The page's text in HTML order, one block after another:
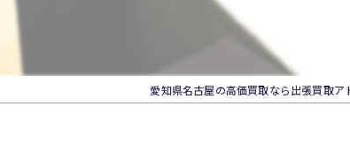
愛知県名古屋の高価買取なら出張買取ア